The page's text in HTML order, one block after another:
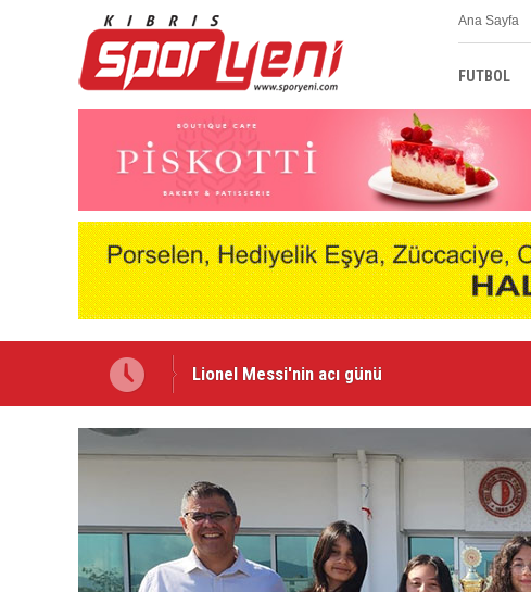
Ana Sayfa
FUTBOL
TÜRKİYE
Arsenal, Bruno Guimaraes transferini duyurdu